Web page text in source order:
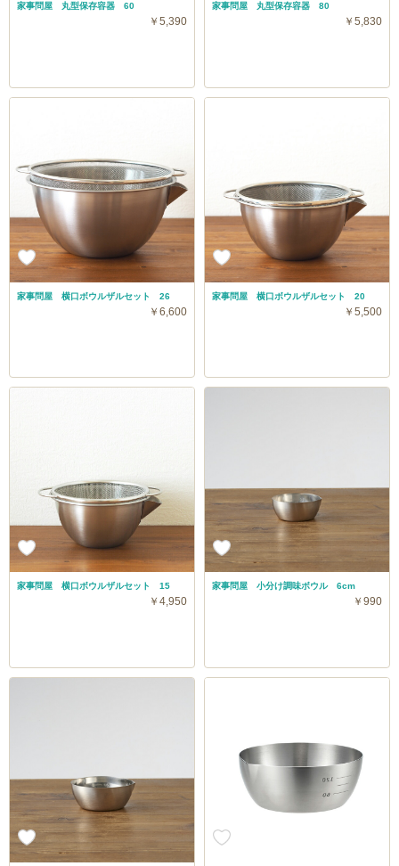
家事問屋 丸型保存容器 60
￥5,390
家事問屋 丸型保存容器 80
￥5,830
家事問屋 横口ボウルザルセット 26
￥6,600
家事問屋 横口ボウルザルセット 20
￥5,500
家事問屋 横口ボウルザルセット 15
￥4,950
家事問屋 小分け調味ボウル 6cm
￥990